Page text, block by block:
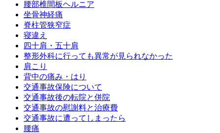
腰部椎間板ヘルニア
坐骨神経痛
脊柱管狭窄症
寝違え
四十肩・五十肩
整形外科に行っても異常が見られなかった
肩こり
背中の痛み・はり
交通事故保険について
交通事故後の転院と併院
交通事故の慰謝料と治療費
交通事故に遭ってしまったら
腰痛